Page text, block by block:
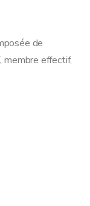
de
membre effectif,